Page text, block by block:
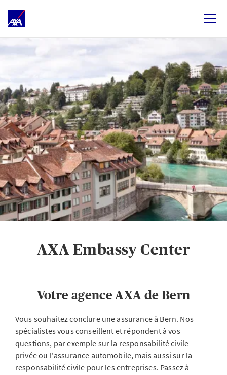
AXA Embassy Center
Votre agence AXA de Bern
Vous souhaitez conclure une assurance à Bern. Nos
spécialistes vous conseillent et répondent à vos
questions, par exemple sur la responsabilité civile
privée ou l'assurance automobile, mais aussi sur la
responsabilité civile pour les entreprises. Passez à